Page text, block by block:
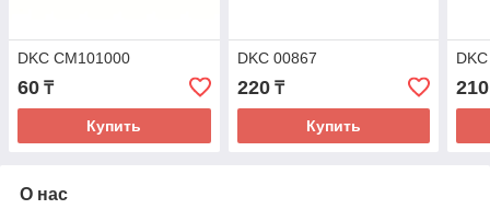
DKC CM101000
60 ₸
Купить
DKC 00867
220₸
Купить
210
О нас